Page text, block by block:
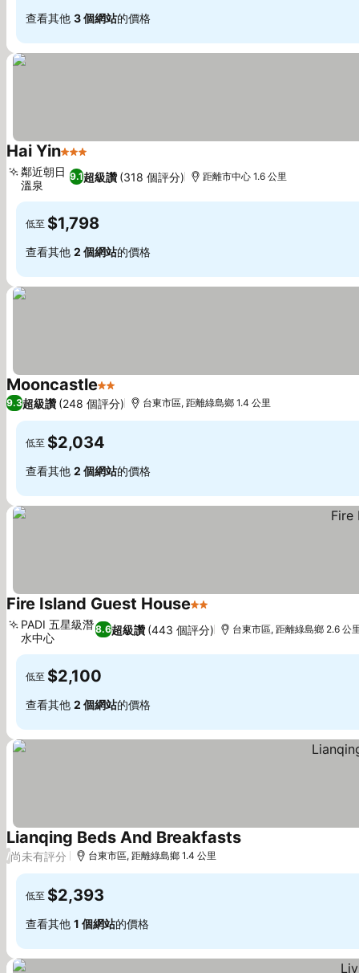
查看其他 3 個網站的價格
Hai Yin3 星級
9.1超級讚 (318 個評分)
鄰近朝日
溫泉
距離市中心 1.6 公里
低至 $1,798
查看其他 2 個網站的價格
Mooncastle2 星級
9.3超級讚 (248 個評分) 台東市區, 距離綠島鄉 1.4 公里
低至 $2,034
查看其他 2 個網站的價格
Fire Island Guest House2 星級
8.6超級讚 (443 個評分)
PADI 五星級潛
水中心
台東市區, 距離綠島鄉 2.6 公
低至 $2,100
查看其他 2 個網站的價格
Lianqing Beds And Breakfasts
/尚未有評分 台東市區, 距離綠島鄉 1.4 公里
低至 $2,393
查看其他 1 個網站的價格